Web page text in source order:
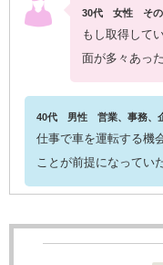
30代 女性 その
もし取得して
面が多々あった
40代 男性 営業、事務、
仕事で車を運転する機
ことが前提になってい